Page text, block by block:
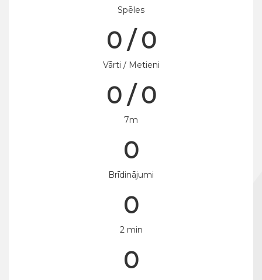
Spēles
0 / 0
Vārti / Metieni
0 / 0
7m
0
Brīdinājumi
0
2 min
0